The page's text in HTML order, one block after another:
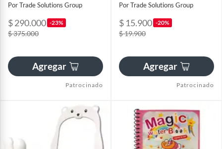
Por Trade Solutions Group
$ 290.000 -23%
$ 375.000
Agregar
Patrocinado
Por Trade Solutions Group
$ 15.900 -20%
$ 19.900
Agregar
Patrocinado